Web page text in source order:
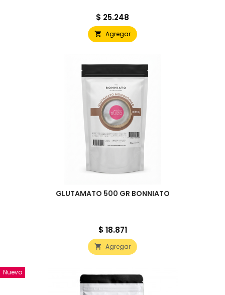
Precio
$ 25.248
 Agregar
GLUTAMATO 500 GR BONNIATO
Precio
$ 18.871
 Agregar
Nuevo